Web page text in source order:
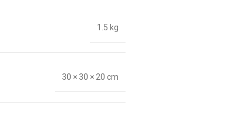
1.5 kg
30 × 30 × 20 cm